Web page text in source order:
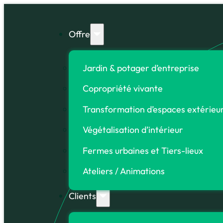
Offre
Jardin & potager d’entreprise
Copropriété vivante
Transformation d’espaces
Végétalisation d’intérieur
Fermes urbaines et Tiers-lieux
Ateliers / Animations
Clients